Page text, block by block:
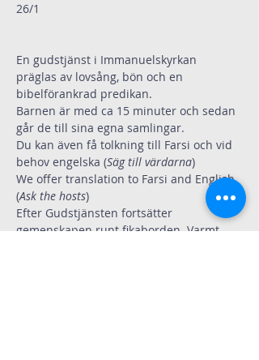
26/1
En gudstjänst i Immanuelskyrkan
präglas av lovsång, bön och en
bibelförankrad predikan.
Barnen är med ca 15 minuter och sedan
går de till sina egna samlingar.
Du kan även få tolkning till Farsi och vid
behov engelska (Säg till värdarna)
We offer translation to Farsi and English
(Ask the hosts)
Efter Gudstjänsten fortsätter
gemenskapen runt fikaborden. Varmt